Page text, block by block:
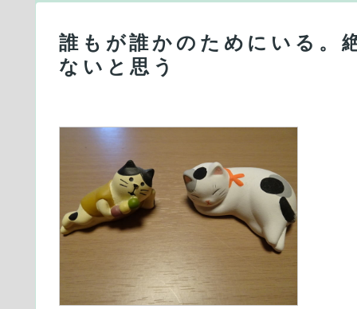
誰もが誰かのためにいる。
ないと思う